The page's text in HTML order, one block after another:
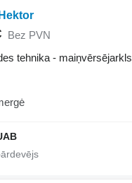
Bez PVN
tehnika - maiņvērsējarkls